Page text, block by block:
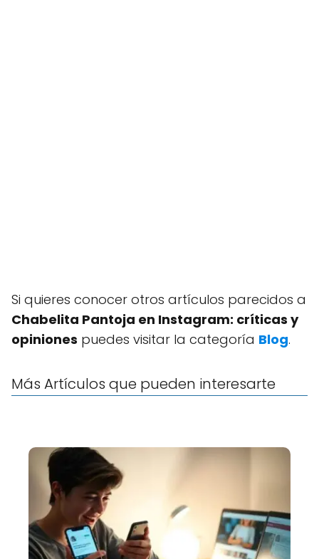
Si quieres conocer otros artículos parecidos a
Chabelita Pantoja en Instagram: críticas y
opiniones puedes visitar la categoría Blog.
Más Artículos que pueden interesarte